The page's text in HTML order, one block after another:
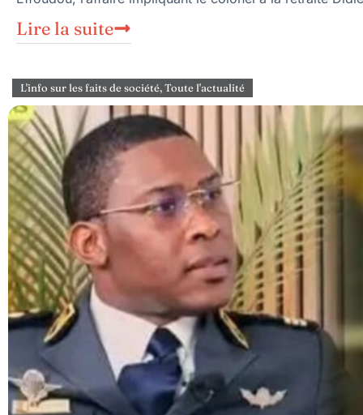
Lire la suite
L'info sur les faits de société,Toute l'actualité